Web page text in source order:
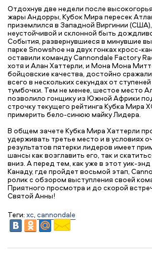
Отдохнув две недели после
жары Андорры, Кубок Мира пересек
приземлился в Западной Виргинии
неустойчивой и склонной быть
События, развернувшиеся в минувшие
парке Snowshoe на двух гонках кросс-
оставили команду Cannondale Factory
хотя и Алан Хаттерли, и Мона Мона
бойцовские качества, достойно
всего в нескольких секундах от
тумбочки. Тем не менее, шестое место
позволило гонщику из Южной Африки
строчку текущего рейтинга Кубка Мира
примерить бело-синюю майку Лидера.
В общем зачете Кубка Мира Хаттерли
удерживать третье место и в условиях
результатов пятерки лидеров имеет
шансы как возглавить его, так и
вниз. А перед тем, как уже в этот уик-
Канаду, где пройдет восьмой этап,
ролик с обзором выступления своей
Приятного просмотра и до скорой
Святой Анны!
Теги: xc, cannondale